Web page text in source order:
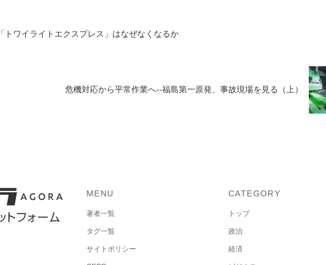
「トワイライトエクスプレス」はなぜなくなるか
危機対応から平常作業へ--福島第一原発、事故現場を見る（上）
MENU
著者一覧
タグ一覧
サイトポリシー
CATEGORY
トップ
政治
経済